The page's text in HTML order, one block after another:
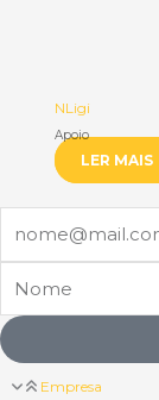
NLigi
Apoio
LER MAIS
Empresa